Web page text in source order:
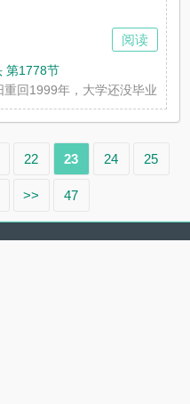
第1778节
重回1999年，大学还没毕业就
阅读
22 23 24 25
>> 47